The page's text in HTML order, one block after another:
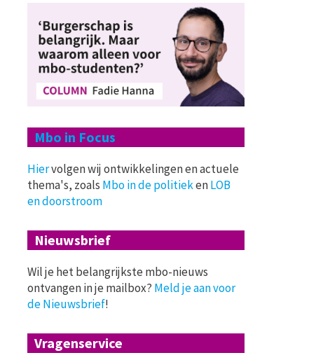
Mbo in Focus
Hiervolgen wij ontwikkelingen en actuele
thema's, zoals Mbo in de politiekenLOB
en doorstroom
Nieuwsbrief
Wil je het belangrijkste mbo-nieuws
ontvangen in je mailbox? Meld je aan voor
de Nieuwsbrief!
Vragenservice